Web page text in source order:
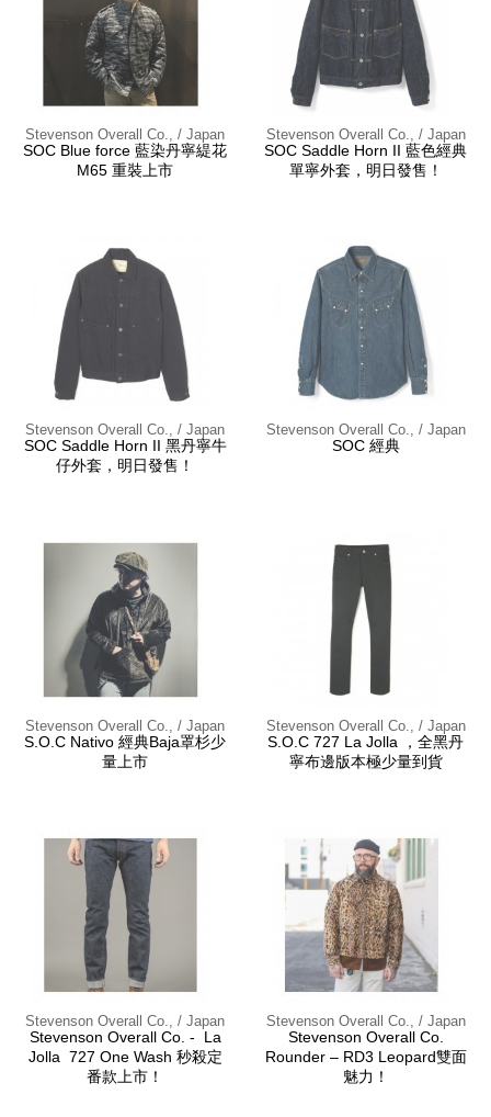
Stevenson Overall Co., / Japan
SOC Blue force 藍染丹寧緹花
M65 重裝上市
Stevenson Overall Co., / Japan
SOC Saddle Horn II 藍色經典
單寧外套，明日發售！
Stevenson Overall Co., / Japan
SOC Saddle Horn II 黑丹寧牛
仔外套，明日發售！
Stevenson Overall Co., / Japan
SOC 經典
Stevenson Overall Co., / Japan
S.O.C Nativo 經典Baja罩杉少
量上市
Stevenson Overall Co., / Japan
S.O.C 727 La Jolla ，全黑丹
寧布邊版本極少量到貨
Stevenson Overall Co., / Japan
Stevenson Overall Co. - La
Jolla 727 One Wash 秒殺定
番款上市！
Stevenson Overall Co., / Japan
Stevenson Overall Co.
Rounder – RD3 Leopard雙面
魅力！